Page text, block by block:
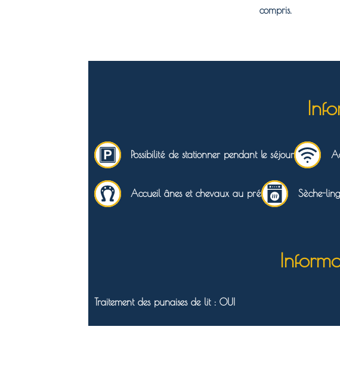
compris.
Possibilité de stationner pendant le séjour
Accueil ânes et chevaux au pré Sèche-
Traitement des punaises de lit : OUI